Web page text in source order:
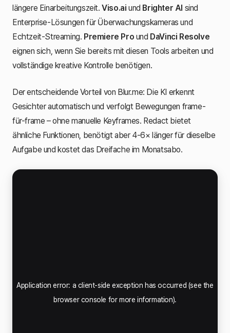
längere Einarbeitungszeit.Viso.ai und Brighter AI sind
Enterprise-Lösungen für Überwachungskameras und
Echtzeit-Streaming. Premiere Pro und DaVinci Resolve
eignen sich, wenn Sie bereits mit diesen Tools arbeiten und
vollständige kreative Kontrolle benötigen.
Der entscheidende Vorteil von Blur.me: Die KI erkennt
Gesichter automatisch und verfolgt Bewegungen frame-
für-frame – ohne manuelle Keyframes. Redact bietet
ähnliche Funktionen, benötigt aber 4-6× länger für dieselbe
Aufgabe und kostet das Dreifache im Monatsabo.